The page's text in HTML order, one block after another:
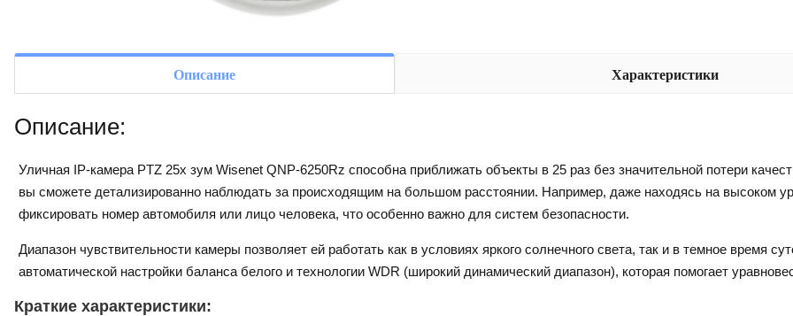
Описание Характеристики
Описание:
Уличная IP-камера PTZ 25х зум Wisenet QNP-6250Rz способна приближать объекты в 25 раз без значительной потери
вы сможете детализированно наблюдать за происходящим на большом расстоянии. Например, даже находясь на высоком
фиксировать номер автомобиля или лицо человека, что особенно важно для систем безопасности.
Диапазон чувствительности камеры позволяет ей работать как в условиях яркого солнечного света, так и в темное время
автоматической настройки баланса белого и технологии WDR (широкий динамический диапазон), которая помогает
Краткие характеристики: